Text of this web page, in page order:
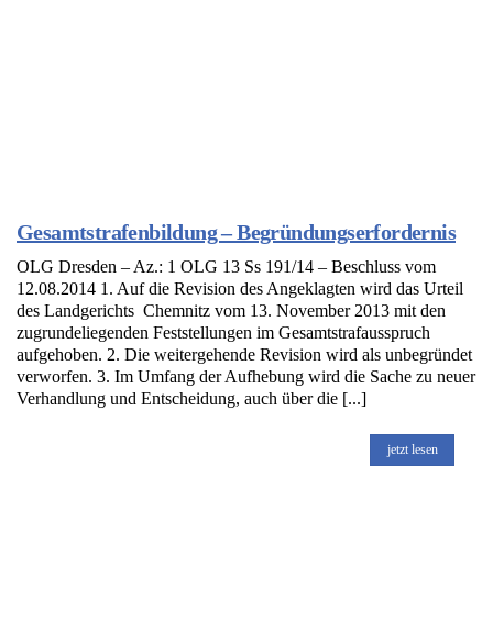
Gesamtstrafenbildung – Begründungserfordernis
OLG Dresden – Az.: 1 OLG 13 Ss 191/14 – Beschluss vom
12.08.2014 1. Auf die Revision des Angeklagten wird das Urteil
des Landgerichts Chemnitz vom 13. November 2013 mit den
zugrundeliegenden Feststellungen im Gesamtstrafausspruch
aufgehoben. 2. Die weitergehende Revision wird als unbegründet
verworfen. 3. Im Umfang der Aufhebung wird die Sache zu neuer
Verhandlung und Entscheidung, auch über die [...]
jetzt lesen